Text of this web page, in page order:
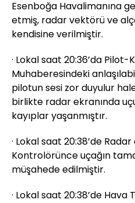
Esenboğa Havalimanına
etmiş, radar vektörü ve
kendisine verilmiştir.
· Lokal saat 20:36’da
Muhaberesindeki
pilotun sesi zor duyulur
birlikte radar ekranında
kayıplar yaşanmıştır.
· Lokal saat 20:38’de
Kontrolörünce uçağın
müşahede edilmiştir.
· Lokal saat 20:38’de